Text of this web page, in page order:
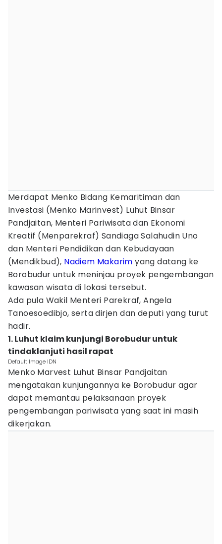
Merdapat Menko Bidang Kemaritiman dan
Investasi (Menko Marinvest) Luhut Binsar
Pandjaitan, Menteri Pariwisata dan Ekonomi
Kreatif (Menparekraf) Sandiaga Salahudin Uno
dan Menteri Pendidikan dan Kebudayaan
(Mendikbud), Nadiem Makarim yang datang ke
Borobudur untuk meninjau proyek pengembangan
kawasan wisata di lokasi tersebut.
Ada pula Wakil Menteri Parekraf, Angela
Tanoesoedibjo, serta dirjen dan deputi yang turut
hadir.
1. Luhut klaim kunjungi Borobudur untuk
tindaklanjuti hasil rapat
Default Image IDN
Menko Marvest Luhut Binsar Pandjaitan
mengatakan kunjungannya ke Borobudur agar
dapat memantau pelaksanaan proyek
pengembangan pariwisata yang saat ini masih
dikerjakan.